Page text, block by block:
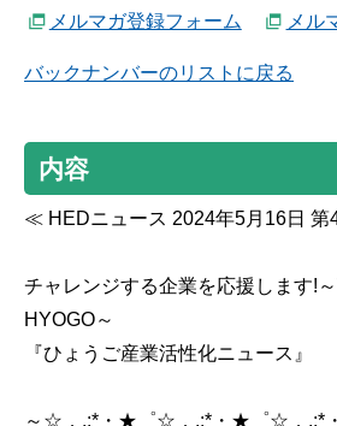
メルマガ登録フォーム
メル
バックナンバーのリストに戻る
内容
≪ HEDニュース 2024年5月16日
チャレンジする企業を応援します!
HYOGO～
『ひょうご産業活性化ニュース』
～☆．.:*・★゜☆．.:*・★゜☆．.:*